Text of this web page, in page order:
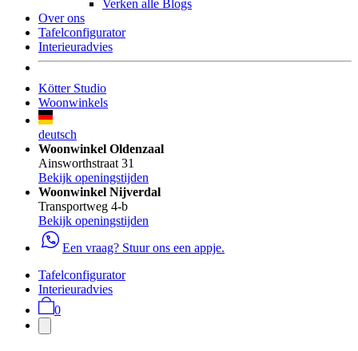
Verken alle Blogs
Over ons
Tafelconfigurator
Interieuradvies
Kötter Studio
Woonwinkels
deutsch
Woonwinkel Oldenzaal
Ainsworthstraat 31
Bekijk openingstijden
Woonwinkel Nijverdal
Transportweg 4-b
Bekijk openingstijden
Een vraag? Stuur ons een appje.
Tafelconfigurator
Interieuradvies
0